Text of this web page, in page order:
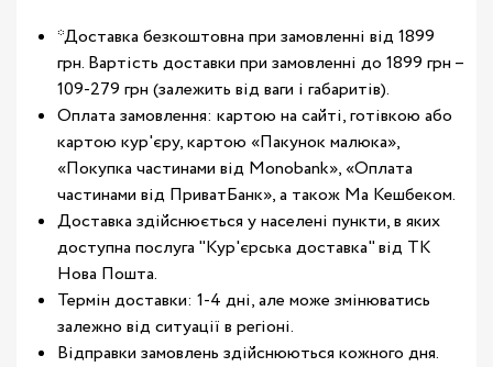
*Доставка безкоштовна при замовленні від 1899
грн. Вартість доставки при замовленні до 1899 грн –
109-279 грн (залежить від ваги і габаритів).
Оплата замовлення: картою на сайті, готівкою або
картою кур'єру, картою «Пакунок малюка»,
«Покупка частинами від Monobank», «Оплата
частинами від ПриватБанк», а також Ма Кешбеком.
Доставка здійснюється у населені пункти, в яких
доступна послуга "Кур'єрська доставка" від ТК
Нова Пошта.
Термін доставки: 1-4 дні, але може змінюватись
залежно від ситуації в регіоні.
Відправки замовлень здійснюються кожного дня.